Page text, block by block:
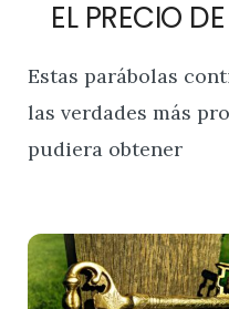
EL PRECIO
Estas parábolas
las verdades más
pudiera obtener